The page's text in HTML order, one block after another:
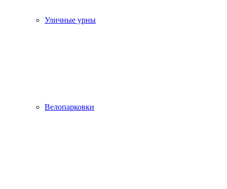
Уличные урны
Велопарковки